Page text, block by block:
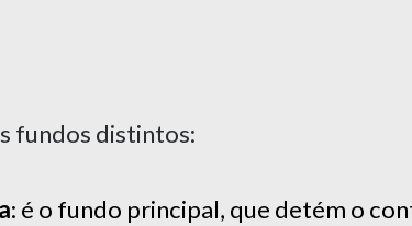
fundos distintos:
: é o fundo principal, que detém o